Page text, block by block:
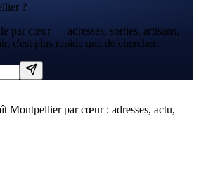
?
par cœur — adresses, sorties, artisans,
c'est plus rapide que de chercher.
Montpellier par cœur : adresses, actu,